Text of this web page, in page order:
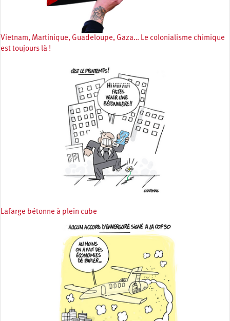
Vietnam, Martinique, Guadeloupe, Gaza… Le colonialisme chimique
est toujours là !
Lafarge bétonne à plein cube